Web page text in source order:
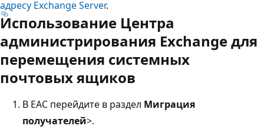
адресу Exchange Server.
Использование Центра
администрирования Exchange для
перемещения системных
почтовых ящиков
В EAC перейдите в раздел Миграция
получателей>.